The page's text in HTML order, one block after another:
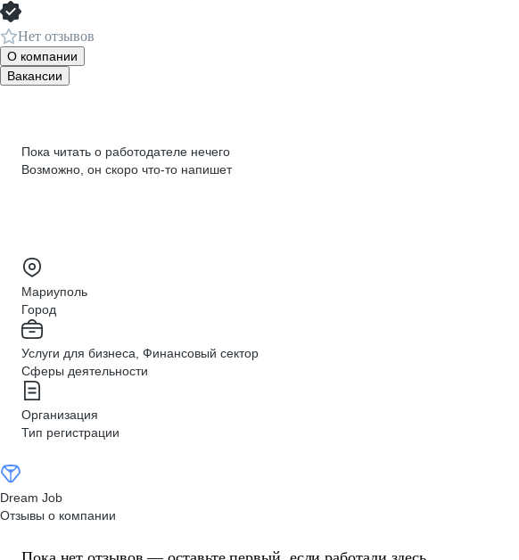
Нет отзывов
О компании
Вакансии
Пока читать о работодателе нечего
Возможно, он скоро что‑то напишет
Мариуполь
Город
Услуги для бизнеса, Финансовый сектор
Сферы деятельности
Организация
Тип регистрации
Dream Job
Отзывы о компании